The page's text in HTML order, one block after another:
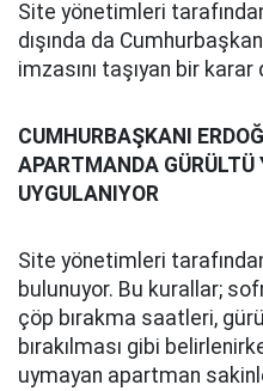
Site yönetimleri
dışında da
imzasını taşıyan bir karar
CUMHURBAŞKANI
APARTMANDA
UYGULANIYOR
Site yönetimleri
bulunuyor. Bu kurallar;
çöp bırakma saatleri,
bırakılması gibi
uymayan apartman